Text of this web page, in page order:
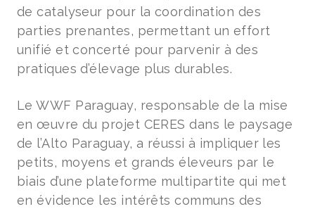
de catalyseur pour la coordination des
parties prenantes, permettant un effort
unifié et concerté pour parvenir à des
pratiques d’élevage plus durables.
Le WWF Paraguay, responsable de la mise
en œuvre du projet CERES dans le paysage
de l’Alto Paraguay, a réussi à impliquer les
petits, moyens et grands éleveurs par le
biais d’une plateforme multipartite qui met
en évidence les intérêts communs des